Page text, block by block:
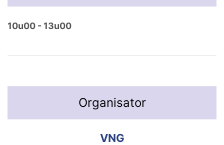
10u00 - 13u00
Organisator
VNG